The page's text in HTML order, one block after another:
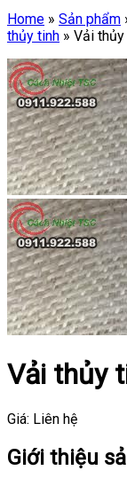
Home » Sản phẩm
thủy tinh » Vải
Vải thủy
Giá: Liên hệ
Giới thiệu